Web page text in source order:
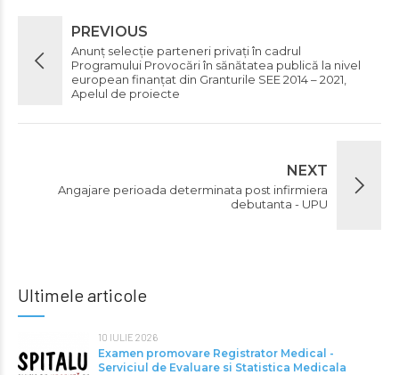
PREVIOUS
Anunț selecție parteneri privați în cadrul
Programului Provocări în sănătatea publică la nivel
european finanțat din Granturile SEE 2014 – 2021,
Apelul de proiecte
NEXT
Angajare perioada determinata post infirmiera
debutanta - UPU
Ultimele articole
10 IULIE 2026
Examen promovare Registrator Medical -
Serviciul de Evaluare si Statistica Medicala